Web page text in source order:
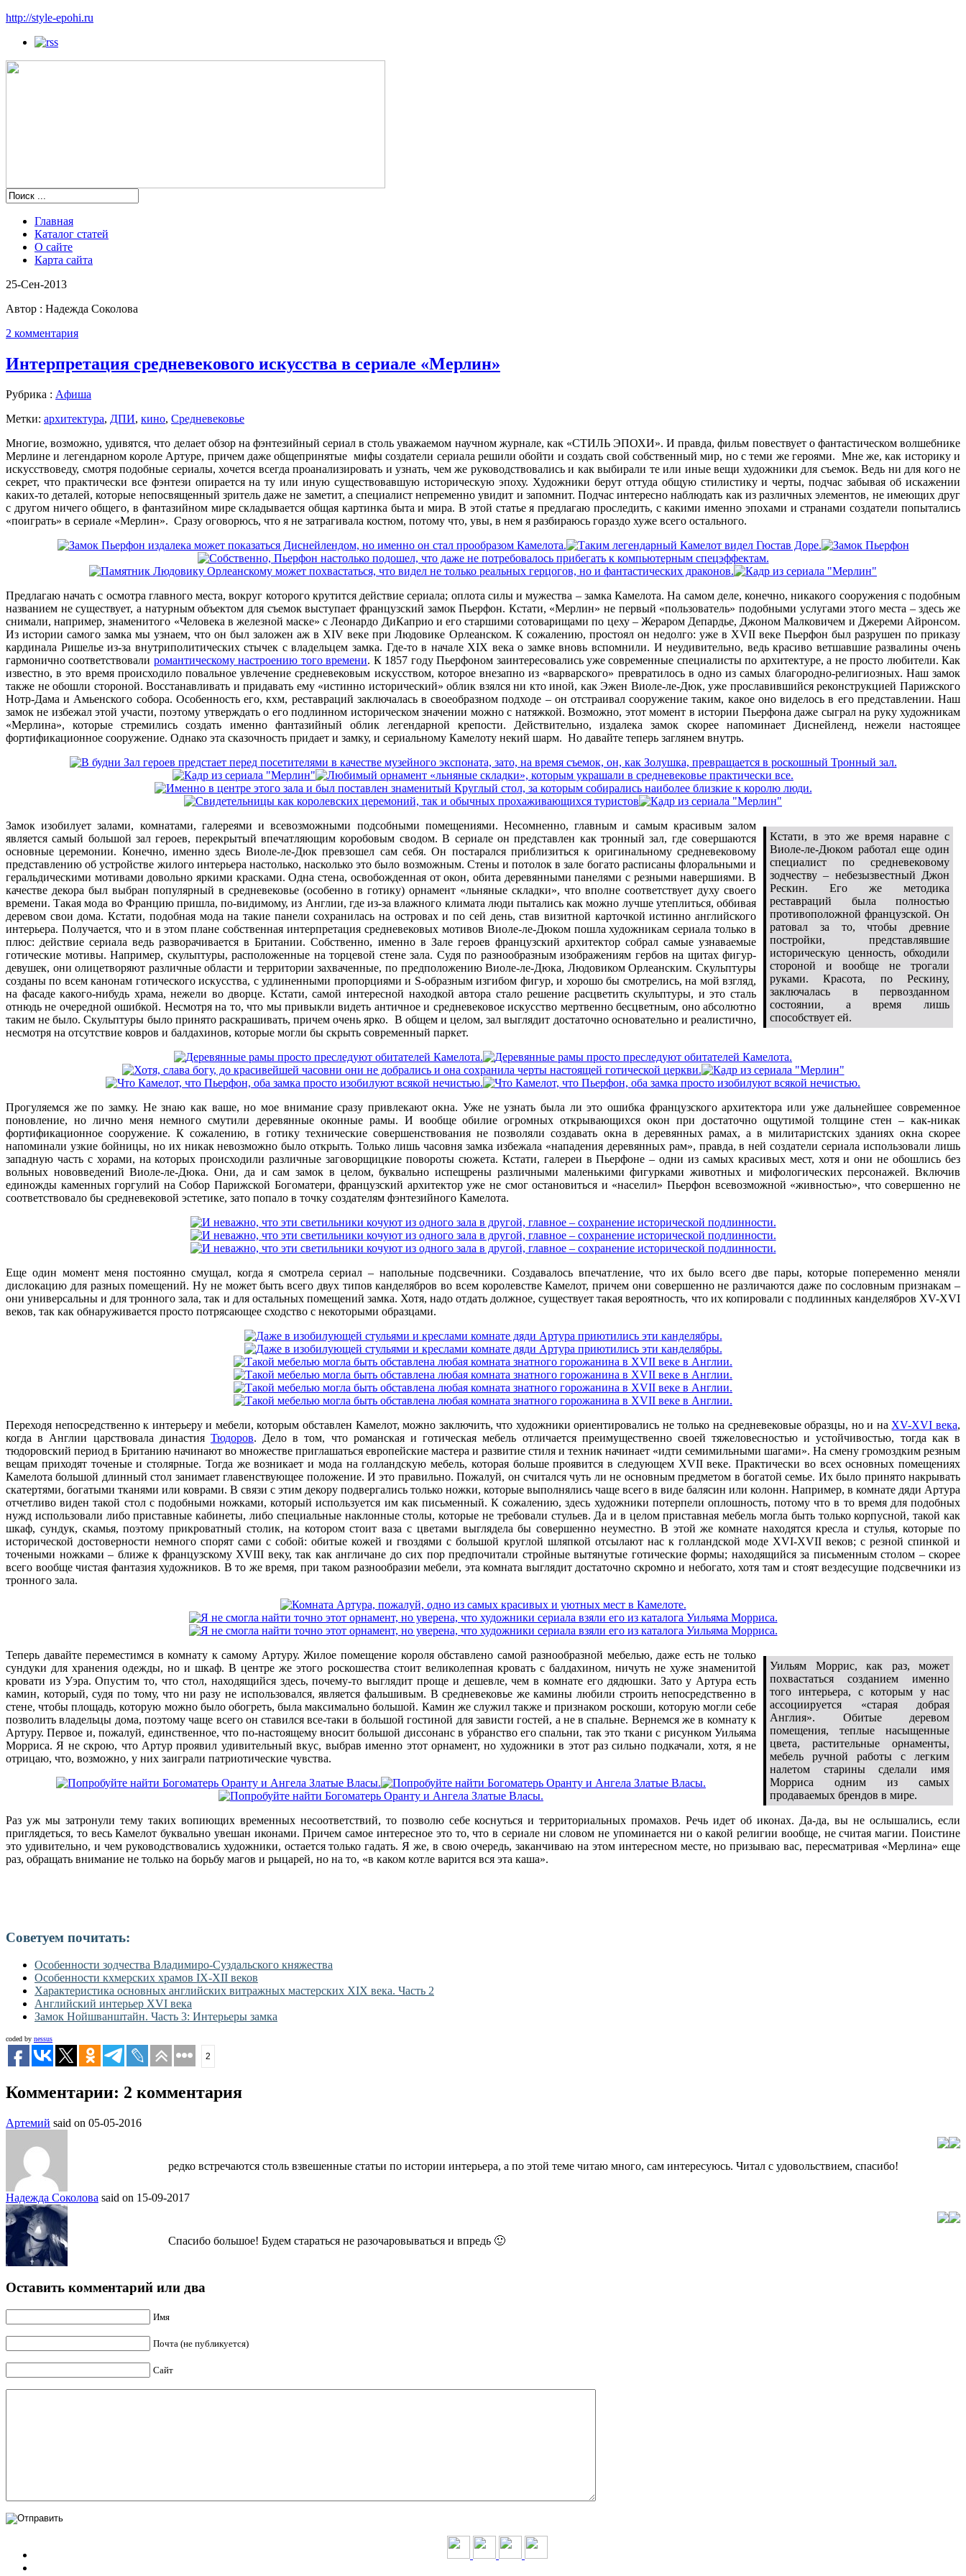
http://style-epohi.ru
Главная
Каталог статей
О сайте
Карта сайта
25-Сен-2013
Автор : Надежда Соколова
2 комментария
Интерпретация средневекового искусства в сериале «Мерлин»
Рубрика : Aфиша
Метки: архитектура, ДПИ, кино, Средневековье
Многие, возможно, удивятся, что делает обзор на фэнтезийный сериал в столь уважаемом научном журнале, как «СТИЛЬ ЭПОХИ». И правда, фильм повествует о фантастическом волшебнике
Мерлине и легендарном короле Артуре, причем даже общепринятые мифы создатели сериала решили обойти и создать свой собственный мир, но с теми же героями. Мне же, как историку и
искусствоведу, смотря подобные сериалы, хочется всегда проанализировать и узнать, чем же руководствовались и как выбирали те или иные вещи художники для съемок. Ведь ни для кого не
секрет, что практически все фэнтези опирается на ту или иную существовавшую историческую эпоху. Художники берут оттуда общую стилистику и черты, подчас забывая об искажении
каких-то деталей, которые непосвященный зритель даже не заметит, а специалист непременно увидит и запомнит. Подчас интересно наблюдать как из различных элементов, не имеющих друг
с другом ничего общего, в фантазийном мире складывается общая картинка быта и мира. В этой статье я предлагаю проследить, с какими именно эпохами и странами создатели попытались
«поиграть» в сериале «Мерлин». Сразу оговорюсь, что я не затрагивала костюм, потому что, увы, в нем я разбираюсь гораздо хуже всего остального.
Предлагаю начать с осмотра главного места, вокруг которого крутится действие сериала; оплота силы и мужества – замка Камелота. На самом деле, конечно, никакого сооружения с подобным
названием не существует, а натурным объектом для съемок выступает французский замок Пьерфон. Кстати, «Мерлин» не первый «пользователь» подобными услугами этого места – здесь же
снимали, например, знаменитого «Человека в железной маске» с Леонардо ДиКаприо и его старшими сотоварищами по цеху – Жераром Депардье, Джоном Малковичем и Джереми Айронсом.
Из истории самого замка мы узнаем, что он был заложен аж в XIV веке при Людовике Орлеанском. К сожалению, простоял он недолго: уже в XVII веке Пьерфон был разрушен по приказу
кардинала Ришелье из-за внутриполитических стычек с владельцем замка. Где-то в начале XIX века о замке вновь вспомнили. И неудивительно, ведь красиво ветшавшие развалины очень
гармонично соответствовали романтическому настроению того времени. К 1857 году Пьерфоном заинтересовались уже современные специалисты по архитектуре, а не просто любители. Как
известно, в это время происходило повальное увлечение средневековым искусством, которое внезапно из «варварского» превратилось в одно из самых благородно-религиозных. Наш замок
также не обошли стороной. Восстанавливать и придавать ему «истинно исторический» облик взялся ни кто иной, как Эжен Виоле-ле-Дюк, уже прославившийся реконструкцией Парижского
Нотр-Дама и Амьенского собора. Особенность его, кхм, реставраций заключалась в своеобразном подходе – он отстраивал сооружение таким, какое оно виделось в его представлении. Наш
замок не избежал этой участи, поэтому утверждать о его подлинном историческом значении можно с натяжкой. Возможно, этот момент в истории Пьерфона даже сыграл на руку художникам
«Мерлина», которые стремились создать именно фантазийный облик легендарной крепости. Действительно, издалека замок скорее напоминает Диснейленд, нежели настоящее
фортификационное сооружение. Однако эта сказочность придает и замку, и сериальному Камелоту некий шарм. Но давайте теперь заглянем внутрь.
Кстати, в это же время наравне с
Виоле-ле-Дюком работал еще один
специалист по средневековому
зодчеству – небезызвестный Джон
Рескин. Его же методика
реставраций была полностью
противоположной французской. Он
ратовал за то, чтобы древние
постройки, представлявшие
историческую ценность, обходили
стороной и вообще не трогали
руками. Красота, по Рескину,
заключалась в первозданном
состоянии, а время лишь
способствует ей.
Замок изобилует залами, комнатами, галереями и всевозможными подсобными помещениями. Несомненно, главным и самым красивым залом
является самый большой зал героев, перекрытый впечатляющим коробовым сводом. В сериале он представлен как тронный зал, где совершаются
основные церемонии. Конечно, именно здесь Виоле-ле-Дюк превзошел сам себя. Он постарался приблизиться к оригинальному средневековому
представлению об устройстве жилого интерьера настолько, насколько это было возможным. Стены и потолок в зале богато расписаны флоральными и
геральдическими мотивами довольно яркими красками. Одна стена, освобожденная от окон, обита деревянными панелями с резными навершиями. В
качестве декора был выбран популярный в средневековье (особенно в готику) орнамент «льняные складки», что вполне соответствует духу своего
времени. Такая мода во Францию пришла, по-видимому, из Англии, где из-за влажного климата люди пытались как можно лучше утеплиться, оббивая
деревом свои дома. Кстати, подобная мода на такие панели сохранилась на островах и по сей день, став визитной карточкой истинно английского
интерьера. Получается, что и в этом плане собственная интерпретация средневековых мотивов Виоле-ле-Дюком пошла художникам сериала только в
плюс: действие сериала ведь разворачивается в Британии. Собственно, именно в Зале героев французский архитектор собрал самые узнаваемые
готические мотивы. Например, скульптуры, расположенные на торцевой стене зала. Судя по разнообразным изображениям гербов на щитах фигур-
девушек, они олицетворяют различные области и территории захваченные, по предположению Виоле-ле-Дюка, Людовиком Орлеанским. Скульптуры
созданы по всем канонам готического искусства, с удлиненными пропорциями и S-образным изгибом фигур, и хорошо бы смотрелись, на мой взгляд,
на фасаде какого-нибудь храма, нежели во дворце. Кстати, самой интересной находкой автора стало решение расцветить скульптуры, и это сталь
отнюдь не очередной ошибкой. Несмотря на то, что мы привыкли видеть античное и средневековое искусство мертвенно бесцветным, оно абсолютно
таким не было. Скульптуры было принято раскрашивать, причем очень ярко. В общем и целом, зал выглядит достаточно основательно и реалистично,
несмотря на отсутствие ковров и балдахинов, которые могли бы скрыть современный паркет.
Прогуляемся же по замку. Не знаю как ваше, но мое внимание сразу привлекают окна. Уже не узнать была ли это ошибка французского архитектора или уже дальнейшее современное
поновление, но лично меня немного смутили деревянные оконные рамы. И вообще обилие огромных открывающихся окон при достаточно ощутимой толщине стен – как-никак
фортификационное сооружение. К сожалению, в готику технические совершенствования не позволяли создавать окна в деревянных рамах, а в милитаристских зданиях окна скорее
напоминали узкие бойницы, но их никак невозможно было открыть. Только лишь часовня замка избежала «нападения деревянных рам», правда, в ней создатели сериала использовали лишь
западную часть с хорами, на которых происходили различные заговорщицкие повороты сюжета. Кстати, галереи в Пьерфоне – одни из самых красивых мест, хотя и они не обошлись без
вольных нововведений Виоле-ле-Дюка. Они, да и сам замок в целом, буквально испещрены различными маленькими фигурками животных и мифологических персонажей. Включив
единожды каменных горгулий на Собор Парижской Богоматери, французский архитектор уже не смог остановиться и «населил» Пьерфон всевозможной «живностью», что совершенно не
соответствовало бы средневековой эстетике, зато попало в точку создателям фэнтезийного Камелота.
Еще один момент меня постоянно смущал, когда я смотрела сериал – напольные подсвечники. Создавалось впечатление, что их было всего две пары, которые попеременно меняли
дислокацию для разных помещений. Ну не может быть всего двух типов канделябров во всем королевстве Камелот, причем они совершенно не различаются даже по сословным признакам –
они универсальны и для тронного зала, так и для остальных помещений замка. Хотя, надо отдать должное, существует такая вероятность, что их копировали с подлинных канделябров XV-XVI
веков, так как обнаруживается просто потрясающее сходство с некоторыми образцами.
Переходя непосредственно к интерьеру и мебели, которым обставлен Камелот, можно заключить, что художники ориентировались не только на средневековые образцы, но и на XV-XVI века,
когда в Англии царствовала династия Тюдоров. Дело в том, что романская и готическая мебель отличается преимущественно своей тяжеловесностью и устойчивостью, тогда как в
тюдоровский период в Британию начинают во множестве приглашаться европейские мастера и развитие стиля и техник начинает «идти семимильными шагами». На смену громоздким резным
вещам приходят точеные и столярные. Тогда же возникает и мода на голландскую мебель, которая больше проявится в следующем XVII веке. Практически во всех основных помещениях
Камелота большой длинный стол занимает главенствующее положение. И это правильно. Пожалуй, он считался чуть ли не основным предметом в богатой семье. Их было принято накрывать
скатертями, богатыми тканями или коврами. В связи с этим декору подвергались только ножки, которые выполнялись чаще всего в виде балясин или колонн. Например, в комнате дяди Артура
отчетливо виден такой стол с подобными ножками, который используется им как письменный. К сожалению, здесь художники потерпели оплошность, потому что в то время для подобных
нужд использовали либо приставные кабинеты, либо специальные наклонные столы, которые не требовали стульев. Да и в целом приставная мебель могла быть только корпусной, такой как
шкаф, сундук, скамья, поэтому прикроватный столик, на котором стоит ваза с цветами выглядела бы совершенно неуместно. В этой же комнате находятся кресла и стулья, которые по
исторической достоверности немного спорят сами с собой: обитые кожей и гвоздями с большой круглой шляпкой отсылают нас к голландской моде XVI-XVII веков; с резной спинкой и
точеными ножками – ближе к французскому XVIII веку, так как англичане до сих пор предпочитали стройные вытянутые готические формы; находящийся за письменным столом – скорее
всего вообще чистая фантазия художников. В то же время, при таком разнообразии мебели, эта комната выглядит достаточно скромно и небогато, хотя там и стоят вездесущие подсвечники из
тронного зала.
Уильям Моррис, как раз, может
похвастаться созданием именно
того интерьера, с которым у нас
ассоциируется «старая добрая
Англия». Обитые деревом
помещения, теплые насыщенные
цвета, растительные орнаменты,
мебель ручной работы с легким
налетом старины сделали имя
Морриса одним из самых
продаваемых брендов в мире.
Теперь давайте переместимся в комнату к самому Артуру. Жилое помещение короля обставлено самой разнообразной мебелью, даже есть не только
сундуки для хранения одежды, но и шкаф. В центре же этого роскошества стоит великолепная кровать с балдахином, ничуть не хуже знаменитой
кровати из Уэра. Опустим то, что стол, находящийся здесь, почему-то выглядит проще и дешевле, чем в комнате его дядюшки. Зато у Артура есть
камин, который, судя по тому, что ни разу не использовался, является фальшивым. В средневековье же камины любили строить непосредственно в
стене, чтобы площадь, которую можно было обогреть, была максимально большой. Камин же служил также и признаком роскоши, которую могли себе
позволить владельцы дома, поэтому чаще всего он ставился все-таки в большой гостиной для зависти гостей, а не в спальне. Вернемся же в комнату к
Артуру. Первое и, пожалуй, единственное, что по-настоящему вносит большой диссонанс в убранство его спальни, так это ткани с рисунком Уильяма
Морриса. Я не скрою, что Артур проявил удивительный вкус, выбрав именно этот орнамент, но художники в этот раз сильно подкачали, хотя, я не
отрицаю, что, возможно, у них заиграли патриотические чувства.
Раз уж мы затронули тему таких вопиющих временных несоответствий, то позволю себе коснуться и территориальных промахов. Речь идет об иконах. Да-да, вы не ослышались, если
приглядеться, то весь Камелот буквально увешан иконами. Причем самое интересное это то, что в сериале ни словом не упоминается ни о какой религии вообще, не считая магии. Поистине
это удивительно, и чем руководствовались художники, остается только гадать. Я же, в свою очередь, заканчиваю на этом интересном месте, но призываю вас, пересматривая «Мерлина» еще
раз, обращать внимание не только на борьбу магов и рыцарей, но на то, «в каком котле варится вся эта каша».
Советуем почитать:
Особенности зодчества Владимиро-Суздальского княжества
Особенности кхмерских храмов IX-XII веков
Характеристика основных английских витражных мастерских XIX века. Часть 2
Английский интерьер XVI века
Замок Нойшванштайн. Часть 3: Интерьеры замка
coded by nessus
2
Комментарии: 2 комментария
Артемий said on 05-05-2016
редко встречаются столь взвешенные статьи по истории интерьера, а по этой теме читаю много, сам интересуюсь. Читал с удовольствием, спасибо!
Надежда Соколова said on 15-09-2017
Спасибо большое! Будем стараться не разочаровываться и впредь 🙂
Оставить комментарий или два
Имя
Почта (не публикуется)
Сайт